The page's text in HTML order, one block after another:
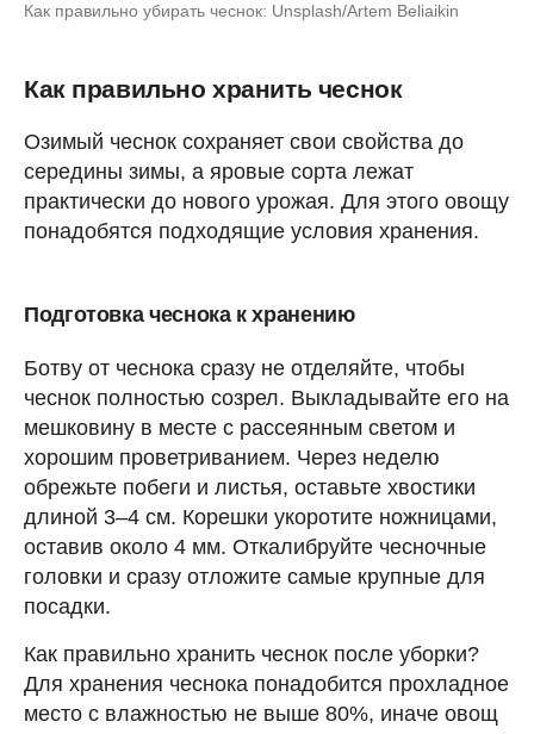
Как правильно убирать чеснок: Unsplash/Artem Beliaikin
Как правильно хранить чеснок
Озимый чеснок сохраняет свои свойства до
середины зимы, а яровые сорта лежат
практически до нового урожая. Для этого овощу
понадобятся подходящие условия хранения.
Подготовка чеснока к хранению
Ботву от чеснока сразу не отделяйте, чтобы
чеснок полностью созрел. Выкладывайте его на
мешковину в месте с рассеянным светом и
хорошим проветриванием. Через неделю
обрежьте побеги и листья, оставьте хвостики
длиной 3–4 см. Корешки укоротите ножницами,
оставив около 4 мм. Откалибруйте чесночные
головки и сразу отложите самые крупные для
посадки.
Как правильно хранить чеснок после уборки?
Для хранения чеснока понадобится прохладное
место с влажностью не выше 80%, иначе овощ